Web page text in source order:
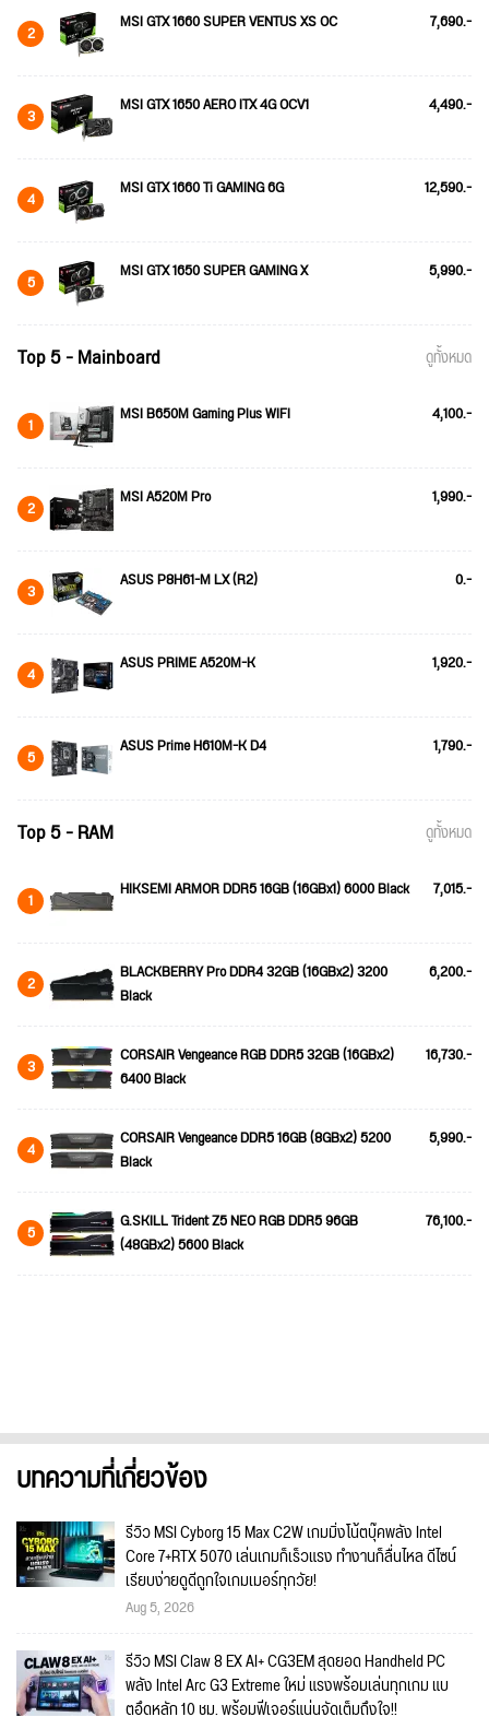
2 MSI GTX 1660 SUPER VENTUS XS OC 7,690.-
3 MSI GTX 1650 AERO ITX 4G OCV1 4,490.-
4 MSI GTX 1660 Ti GAMING 6G 12,590.-
5 MSI GTX 1650 SUPER GAMING X 5,990.-
Top 5 - Mainboard ดูทั้งหมด
1 MSI B650M Gaming Plus WIFI 4,100.-
2 MSI A520M Pro 1,990.-
3 ASUS P8H61-M LX (R2) 0.-
4 ASUS PRIME A520M-K 1,920.-
5 ASUS Prime H610M-K D4 1,790.-
Top 5 - RAM ดูทั้งหมด
1 HIKSEMI ARMOR DDR5 16GB (16GBx1) 6000 Black 7,015.-
2
BLACKBERRY Pro DDR4 32GB (16GBx2) 3200
Black
6,200.-
3
CORSAIR Vengeance RGB DDR5 32GB (16GBx2)
6400 Black
16,730.-
4
CORSAIR Vengeance DDR5 16GB (8GBx2) 5200
Black
5,990.-
5
G.SKILL Trident Z5 NEO RGB DDR5 96GB
(48GBx2) 5600 Black
76,100.-
บทความที่เกี่ยวข้อง
รีวิว MSI Cyborg 15 Max C2W เกมมิ่งโน้ตบุ๊คพลัง Intel
Core 7+RTX 5070 เล่นเกมก็เร็วแรง ทำงานก็ลื่นไหล ดีไซน์
เรียบง่ายดูดีถูกใจเกมเมอร์ทุกวัย!
Aug 5, 2026
รีวิว MSI Claw 8 EX AI+ CG3EM สุดยอด Handheld PC
พลัง Intel Arc G3 Extreme ใหม่ แรงพร้อมเล่นทุกเกม แบ
ตอึดหลัก 10 ชม. พร้อมฟีเจอร์แน่นจัดเต็มถึงใจ!!